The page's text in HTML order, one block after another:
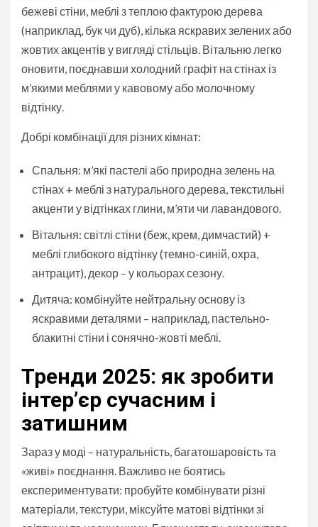
бежеві стіни, меблі з теплою фактурою дерева
(наприклад, бук чи дуб), кілька яскравих зелених або
жовтих акцентів у вигляді стільців. Вітальню легко
оновити, поєднавши холодний графіт на стінах із
м’якими меблями у кавовому або молочному
відтінку.
Добрі комбінації для різних кімнат:
Спальня: м’які пастелі або природна зелень на
стінах + меблі з натурального дерева, текстильні
акценти у відтінках глини, м’яти чи лавандового.
Вітальня: світлі стіни (беж, крем, димчастий) +
меблі глибокого відтінку (темно-синій, охра,
антрацит), декор – у кольорах сезону.
Дитяча: комбінуйте нейтральну основу із
яскравими деталями – наприклад, пастельно-
блакитні стіни і сонячно-жовті меблі.
Тренди 2025: як зробити
інтер’єр сучасним і
затишним
Зараз у моді – натуральність, багатошаровість та
«живі» поєднання. Важливо не боятись
експериментувати: пробуйте комбінувати різні
матеріали, текстури, міксуйте матові відтінки зі